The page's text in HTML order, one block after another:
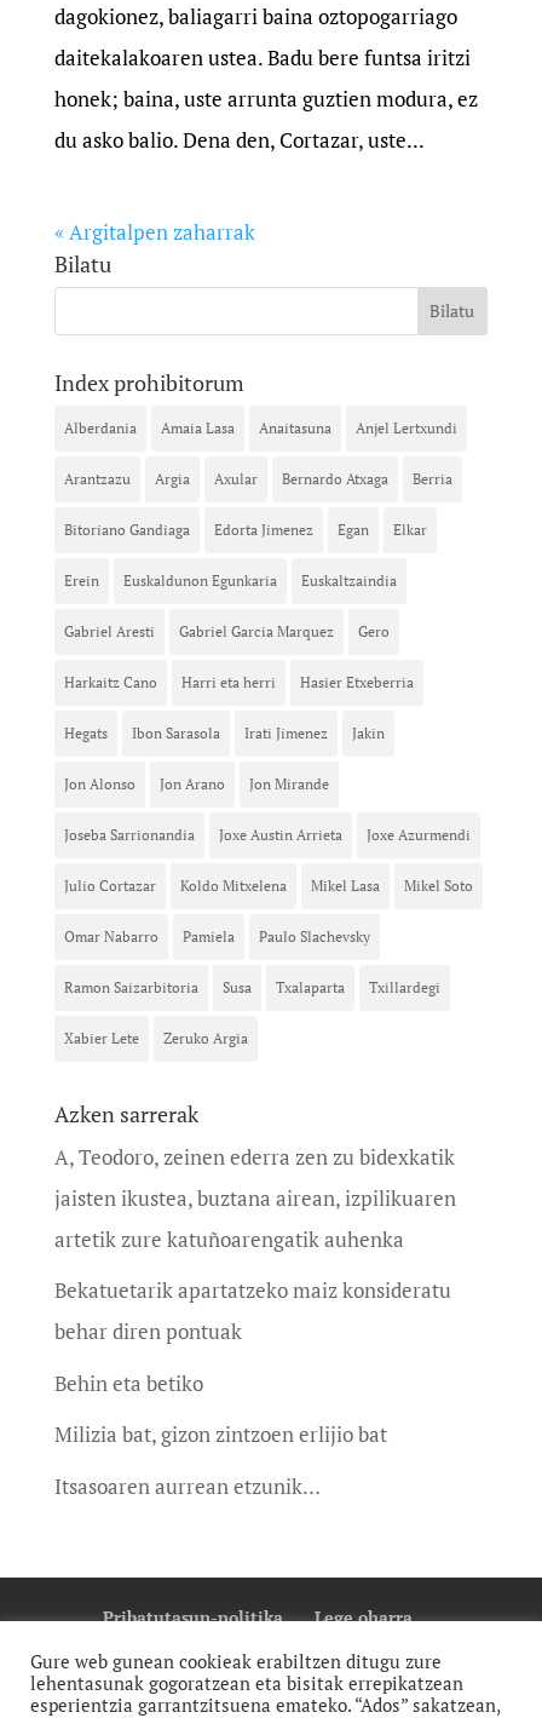
dagokionez, baliagarri baina oztopogarriago
daitekalakoaren ustea. Badu bere funtsa iritzi
honek; baina, uste arrunta guztien modura, ez
du asko balio. Dena den, Cortazar, uste...
« Argitalpen zaharrak
Bilatu
Index prohibitorum
Alberdania Amaia Lasa Anaitasuna Anjel Lertxundi
Arantzazu Argia Axular Bernardo Atxaga Berria
Bitoriano Gandiaga Edorta Jimenez Egan Elkar
Erein Euskaldunon Egunkaria Euskaltzaindia
Gabriel Aresti Gabriel Garcia Marquez Gero
Harkaitz Cano Harri eta herri Hasier Etxeberria
Hegats Ibon Sarasola Irati Jimenez Jakin
Jon Alonso Jon Arano Jon Mirande
Joseba Sarrionandia Joxe Austin Arrieta Joxe Azurmendi
Julio Cortazar Koldo Mitxelena Mikel Lasa Mikel Soto
Omar Nabarro Pamiela Paulo Slachevsky
Ramon Saizarbitoria Susa Txalaparta Txillardegi
Xabier Lete Zeruko Argia
Azken sarrerak
A, Teodoro, zeinen ederra zen zu bidexkatik
jaisten ikustea, buztana airean, izpilikuaren
artetik zure katuñoarengatik auhenka
Bekatuetarik apartatzeko maiz konsideratu
behar diren pontuak
Behin eta betiko
Milizia bat, gizon zintzoen erlijio bat
Itsasoaren aurrean etzunik…
Pribatutasun-politika
Lege oharra
Cookie Politika
Gure web gunean cookieak erabiltzen ditugu zure
lehentasunak gogoratzean eta bisitak errepikatzean
esperientzia garrantzitsuena emateko. “Ados” sakatzean,